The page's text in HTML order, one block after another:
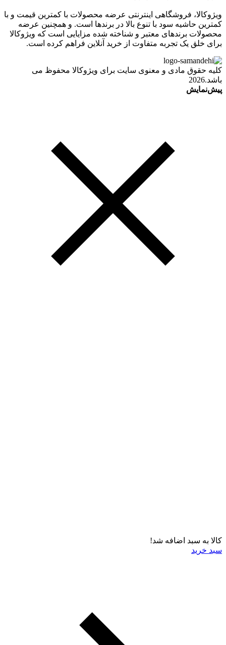
ویژوکالا، فروشگاهی اینترنتی عرضه محصولات با کمترین قیمت و با
کمترین حاشیه سود با تنوع بالا در برندها است. و همچنین عرضه
محصولات برندهای معتبر و شناخته شده مزایایی است که ویژوکالا
برای خلق یک تجربه متفاوت از خرید آنلاین فراهم کرده است.
کلیه حقوق مادی و معنوی سایت برای ویژوکالا محفوظ می
باشد.2026
پیش‌نمایش
کالا به سبد اضافه شد!
سبد خرید